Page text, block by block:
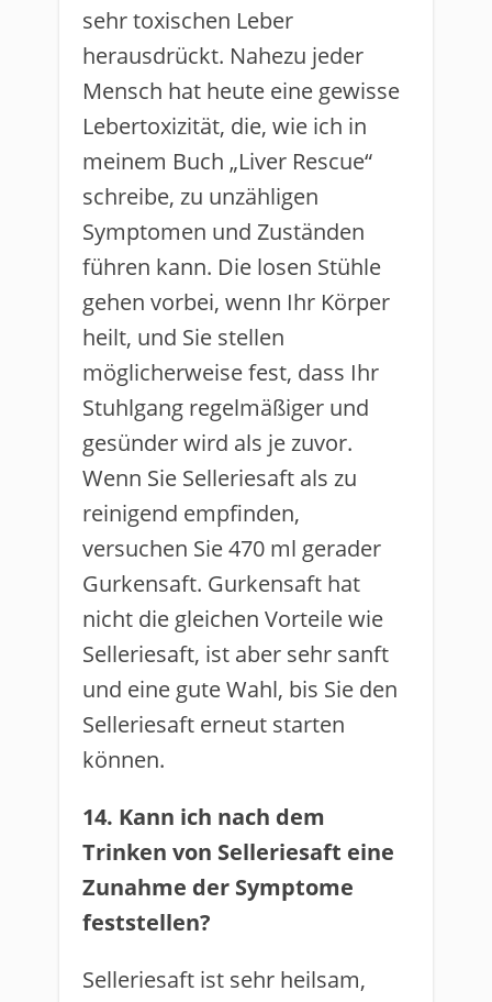
sehr toxischen Leber
herausdrückt. Nahezu jeder
Mensch hat heute eine gewisse
Lebertoxizität, die, wie ich in
meinem Buch „Liver Rescue“
schreibe, zu unzähligen
Symptomen und Zuständen
führen kann. Die losen Stühle
gehen vorbei, wenn Ihr Körper
heilt, und Sie stellen
möglicherweise fest, dass Ihr
Stuhlgang regelmäßiger und
gesünder wird als je zuvor.
Wenn Sie Selleriesaft als zu
reinigend empfinden,
versuchen Sie 470 ml gerader
Gurkensaft. Gurkensaft hat
nicht die gleichen Vorteile wie
Selleriesaft, ist aber sehr sanft
und eine gute Wahl, bis Sie den
Selleriesaft erneut starten
können.
14. Kann ich nach dem
Trinken von Selleriesaft eine
Zunahme der Symptome
feststellen?
Selleriesaft ist sehr heilsam,